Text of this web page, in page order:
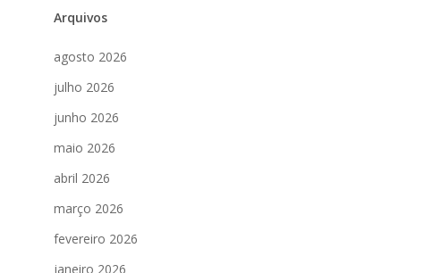
Arquivos
agosto 2026
julho 2026
junho 2026
maio 2026
abril 2026
março 2026
fevereiro 2026
janeiro 2026